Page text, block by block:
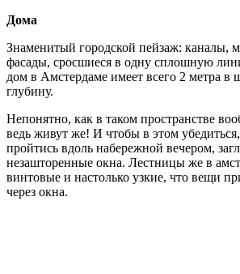
Дома
Знаменитый городской пейзаж: каналы,
фасады, сросшиеся в одну сплошную
дом в Амстердаме имеет всего 2 метра в
глубину.
Непонятно, как в таком пространстве
ведь живут же! И чтобы в этом
пройтись вдоль набережной вечером,
незашторенные окна. Лестницы же в
винтовые и настолько узкие, что вещи
через окна.